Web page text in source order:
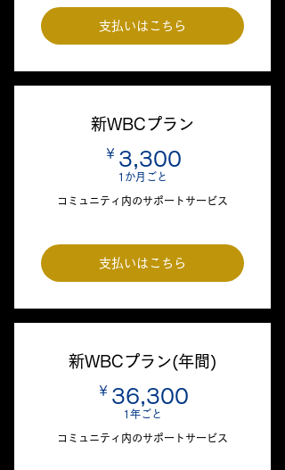
支払いはこちら
新WBCプラン
￥ 3,300
1か月ごと
コミュニティ内のサポートサービス
支払いはこちら
新WBCプラン(年間)
￥ 36,300
1年ごと
コミュニティ内のサポートサービス